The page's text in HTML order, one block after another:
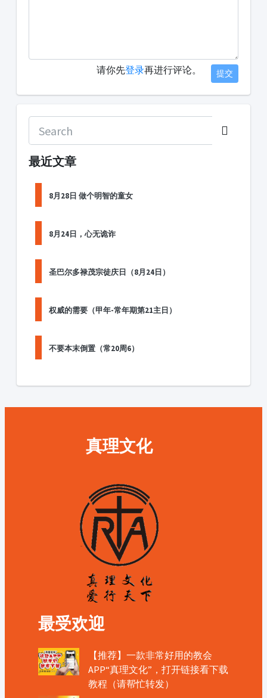
请你先登录再进行评论。 提交
最近文章
8月28日 做个明智的童女
8月24日，心无诡诈
圣巴尔多禄茂宗徒庆日（8月24日）
权威的需要（甲年-常年期第21主日）
不要本末倒置（常20周6）
真理文化
最受欢迎
【推荐】一款非常好用的教会
APP“真理文化”，打开链接看下载
教程（请帮忙转发）